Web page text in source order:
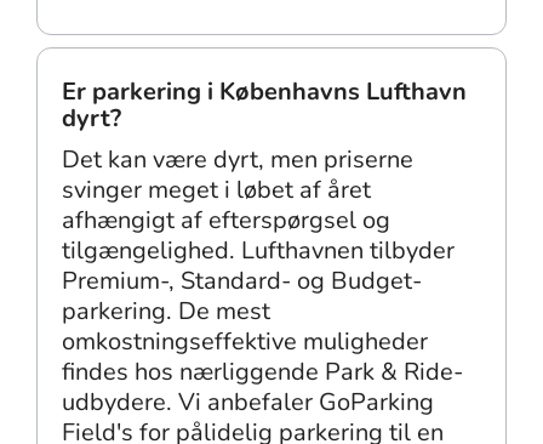
Er parkering i Københavns Lufthavn
dyrt?
Det kan være dyrt, men priserne
svinger meget i løbet af året
afhængigt af efterspørgsel og
tilgængelighed. Lufthavnen tilbyder
Premium-, Standard- og Budget-
parkering. De mest
omkostningseffektive muligheder
findes hos nærliggende Park & Ride-
udbydere. Vi anbefaler GoParking
Field's for pålidelig parkering til en